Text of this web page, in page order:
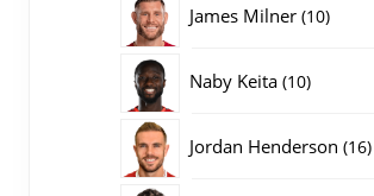
James Milner 1010
Naby Keita 1010
Jordan Henderson 1616